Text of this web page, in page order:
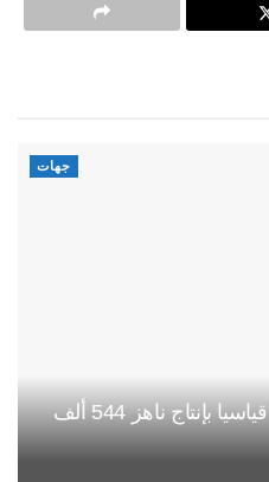
جهات
شمندر دكالة يسجل موسما قياسيا بإنتاج ناهز 544 ألف